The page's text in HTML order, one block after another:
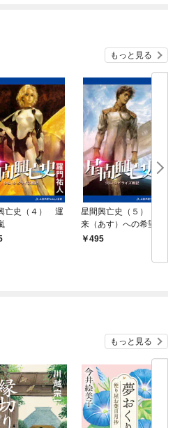
もっと見る
亡史（４） 運
星間興亡史（５） 未
来（あす）への希望
495
もっと見る